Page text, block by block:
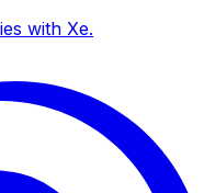
with Xe.